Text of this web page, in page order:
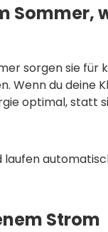
Sommer,
sorgen sie für
Wenn du deine
optimal, statt
laufen
Strom